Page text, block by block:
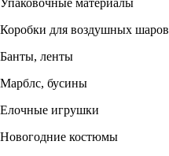
Упаковочные материалы
Коробки для воздушных шаров
Банты, ленты
Марблс, бусины
Елочные игрушки
Новогодние костюмы